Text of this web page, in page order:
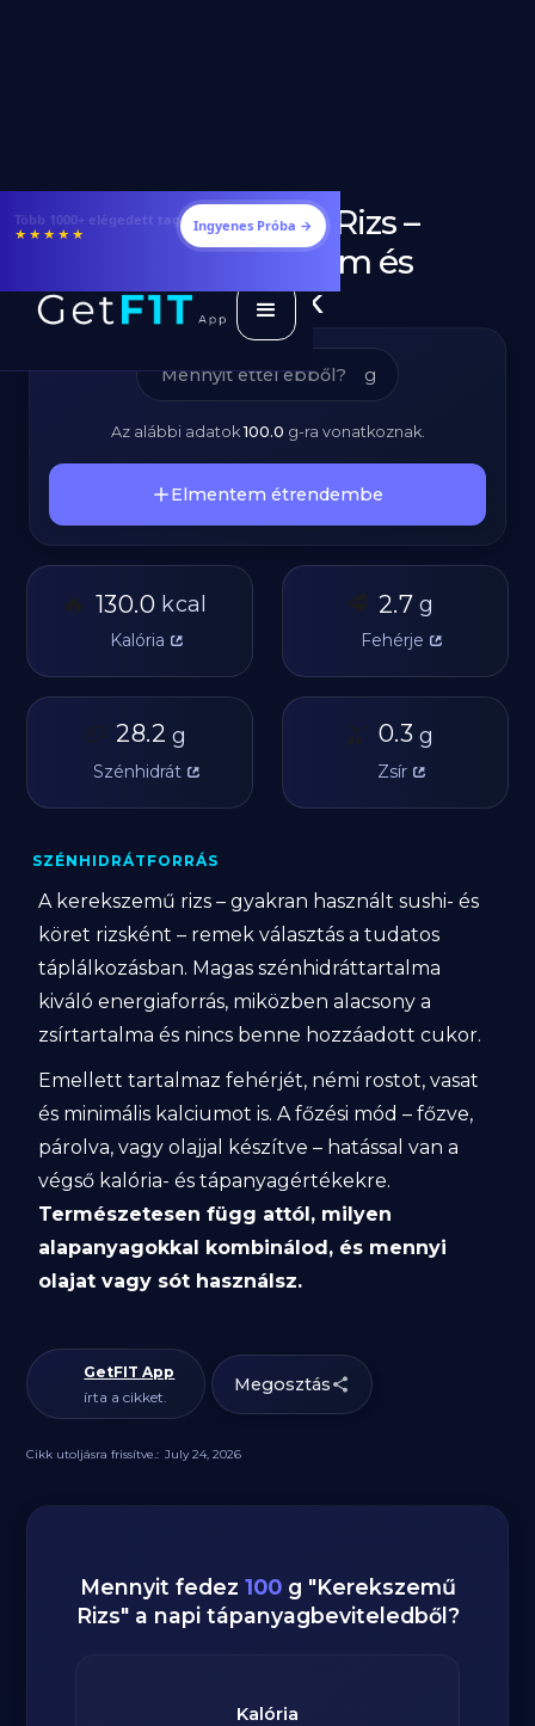
Étrendek, receptek és edzéstervek
★★★★★ Ingyenes Próba →
Kerekszemű Rizs –
Kalóriatartalom és
Tápanyagok
g
Az alábbi adatok100.0 g-ra vonatkoznak.
Elmentem étrendembe
🔥 130.0 kcal
Kalória
🥩 2.7 g
Fehérje
🥔 28.2 g
Szénhidrát
🫒 0.3 g
Zsír
SZÉNHIDRÁTFORRÁS
A kerekszemű rizs – gyakran használt sushi- és
köret rizsként – remek választás a tudatos
táplálkozásban. Magas szénhidráttartalma
kiváló energiaforrás, miközben alacsony a
zsírtartalma és nincs benne hozzáadott cukor.
Emellett tartalmaz fehérjét, némi rostot, vasat
és minimális kalciumot is. A főzési mód – főzve,
párolva, vagy olajjal készítve – hatással van a
végső kalória- és tápanyagértékekre.
Természetesen függ attól, milyen
alapanyagokkal kombinálod, és mennyi
olajat vagy sót használsz.
GetFIT App
írta a cikket.
Megosztás
Cikk utoljásra frissítve.: July 24, 2026
Mennyit fedez 100 g "Kerekszemű
Rizs" a napi tápanyagbeviteledből?
Kalória